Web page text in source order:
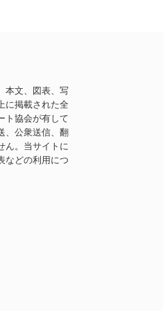
本文、図表、写
に掲載された全
ト協会が有して
、公衆送信、翻
ん。当サイトに
などの利用につ